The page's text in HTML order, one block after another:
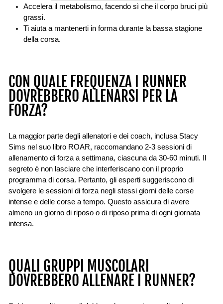
Accelera il metabolismo, facendo sì che il corpo bruci più
grassi.
Ti aiuta a mantenerti in forma durante la bassa stagione
della corsa.
CON QUALE FREQUENZA I RUNNER
DOVREBBERO ALLENARSI PER LA
FORZA?
La maggior parte degli allenatori e dei coach, inclusa Stacy
Sims nel suo libro ROAR, raccomandano 2-3 sessioni di
allenamento di forza a settimana, ciascuna da 30-60 minuti. Il
segreto è non lasciare che interferiscano con il proprio
programma di corsa. Pertanto, gli esperti suggeriscono di
svolgere le sessioni di forza negli stessi giorni delle corse
intense e delle corse a tempo. Questo assicura di avere
almeno un giorno di riposo o di riposo prima di ogni giornata
intensa.
QUALI GRUPPI MUSCOLARI
DOVREBBERO ALLENARE I RUNNER?